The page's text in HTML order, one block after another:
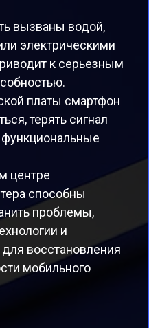
вызваны водой,
электрическими
к серьезным
платы смартфон
терять сигнал
центре
способны
проблемы,
и
восстановления
мобильного